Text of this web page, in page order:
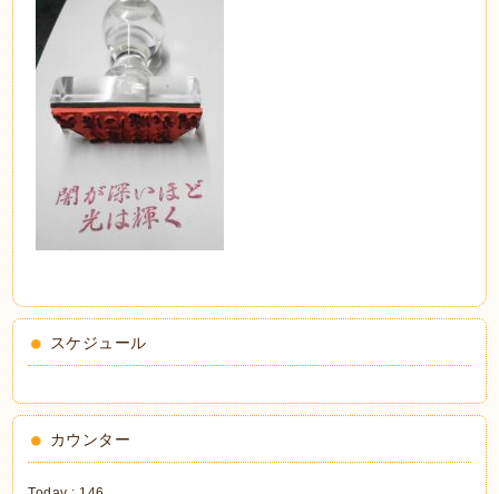
スケジュール
カウンター